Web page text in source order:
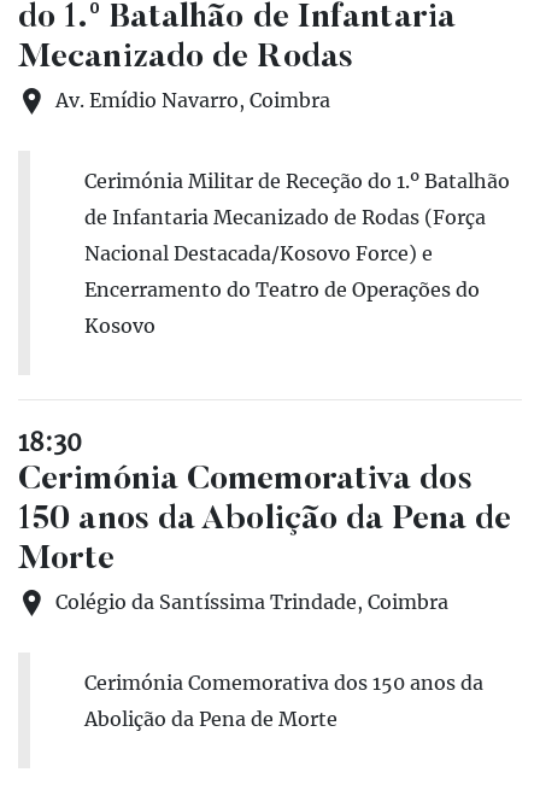
do 1.º Batalhão de Infantaria
Mecanizado de Rodas
Av. Emídio Navarro, Coimbra
Cerimónia Militar de Receção do 1.º Batalhão
de Infantaria Mecanizado de Rodas (Força
Nacional Destacada/Kosovo Force) e
Encerramento do Teatro de Operações do
Kosovo
18:30
Cerimónia Comemorativa dos
150 anos da Abolição da Pena de
Morte
Colégio da Santíssima Trindade, Coimbra
Cerimónia Comemorativa dos 150 anos da
Abolição da Pena de Morte